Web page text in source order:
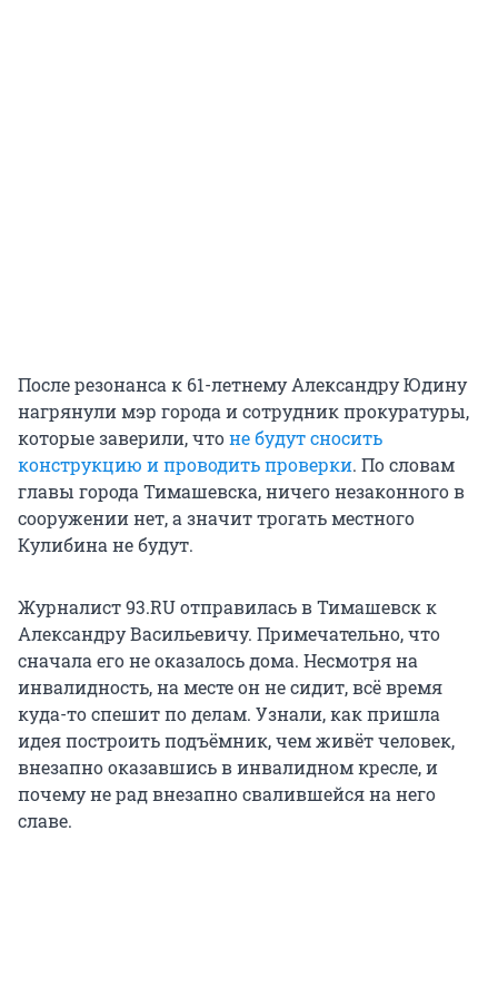
После резонанса к 61-летнему Александру Юдину
нагрянули мэр города и сотрудник прокуратуры,
которые заверили, чтоне будут сносить
конструкцию и проводить проверки. По словам
главы города Тимашевска, ничего незаконного в
сооружении нет, а значит трогать местного
Кулибина не будут.
Журналист 93.RU отправилась в Тимашевск к
Александру Васильевичу. Примечательно, что
сначала его не оказалось дома. Несмотря на
инвалидность, на месте он не сидит, всё время
куда-то спешит по делам. Узнали, как пришла
идея построить подъёмник, чем живёт человек,
внезапно оказавшись в инвалидном кресле, и
почему не рад внезапно свалившейся на него
славе.